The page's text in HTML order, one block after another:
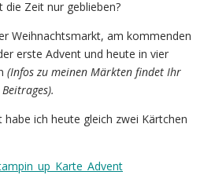
die Zeit nur geblieben?
Weihnachtsmarkt, am kommenden
erste Advent und heute in vier
(Infos zu meinen Märkten findet Ihr
habe ich heute gleich zwei Kärtchen